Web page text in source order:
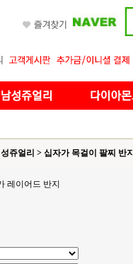
쥬얼리 > 십자가 목걸이 팔찌 반지
레이어드 반지